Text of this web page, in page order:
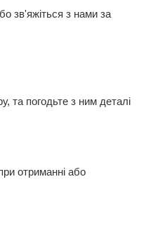
зв'яжіться з нами за
та погодьте з ним деталі
отриманні або